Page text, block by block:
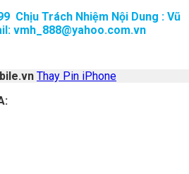
Chịu Trách Nhiệm Nội Dung : Vũ
vmh_888@yahoo.com.vn
Thay Pin iPhone